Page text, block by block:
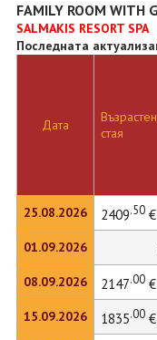
FAMILY ROOM WITH
SALMAKIS RESORT SPA
Последната
Дата
25.08.2026
01.09.2026
08.09.2026
15.09.2026
стая
2409.50€
2147.00€
1835.00€